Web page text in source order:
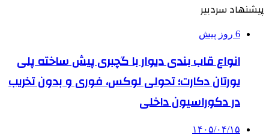
پیشنهاد سردبیر
6 روز پیش
انواع قاب بندی دیوار با گچبری پیش ساخته پلی
یورتان دکارت؛ تحولی لوکس، فوری و بدون تخریب
در دکوراسیون داخلی
۱۴۰۵/۰۴/۱۵